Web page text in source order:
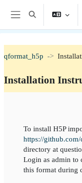
Przejdź do głównej
Panel boczny
Toggle search
qformat_h5p
Installation
To install H5P
https://
directory at
Login as admin to
this format during